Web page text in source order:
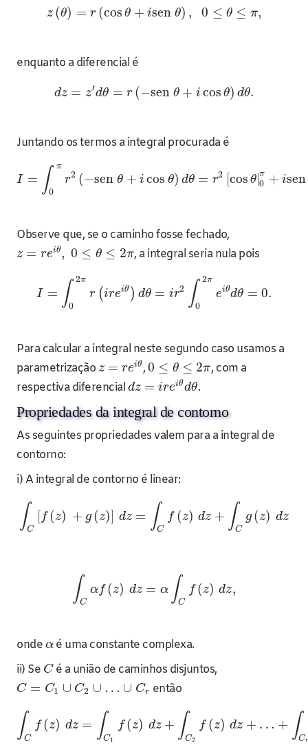
z (θ) = r (cos θ + isenθ) , 0 ≤ θ ≤ π,
enquanto a diferencial é
dz = z′dθ = r (−senθ + i cos θ) dθ.
Juntando os termos a integral procurada é
I = ∫ π
0
r2 (−senθ + i cos θ) dθ = r2 [cos θ|π
0 + i
Observe que, se o caminho fosse fechado,
z = reiθ, 0 ≤ θ ≤ 2π, a integral seria nula pois
I = ∫ 2π
0
r (ireiθ ) dθ = ir2 ∫ 2π
0
eiθdθ = 0.
Para calcular a integral neste segundo caso usamos a
parametrização z = reiθ ,0 ≤ θ ≤ 2π, com a
respectiva diferencial dz = ireiθdθ.
Propriedades da integral de contorno
As seguintes propriedades valem para a integral de
contorno:
i) A integral de contorno é linear:
∫C
[f (z) + g (z)] dz = ∫C
f (z) dz + ∫C
g (z) dz
∫C
αf (z) dz = α ∫C
f (z) dz,
onde αé uma constante complexa.
ii) Se Cé a união de caminhos disjuntos,
C = C1 ∪ C2 ∪ … ∪ Cr então
∫C
f (z) dz = ∫C1
f (z) dz + ∫C2
f (z) dz + … + ∫Cr